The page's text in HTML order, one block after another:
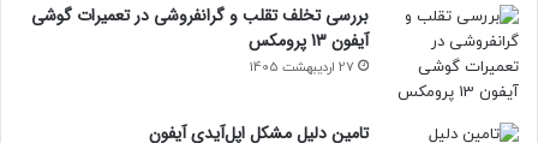
بررسی تخلف تقلب و گرانفروشی در تعمیرات گوشی
آیفون 13 پرومکس
27 اردیبهشت 1405
تامين دليل مشکل اپل‌آيدي آيفون